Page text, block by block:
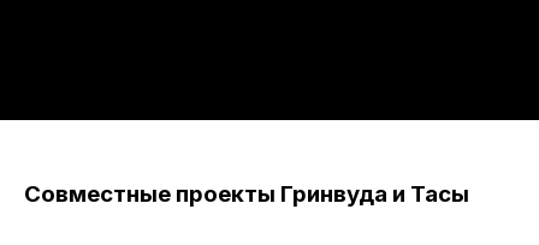
Совместные проекты Гринвуда и Тасы